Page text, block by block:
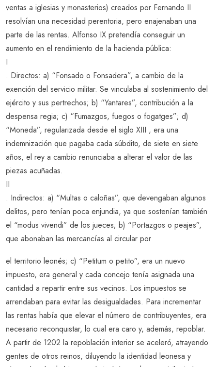
ventas a iglesias y monasterios) creados por Fernando II
resolvían una necesidad perentoria, pero enajenaban una
parte de las rentas. Alfonso IX pretendía conseguir un
aumento en el rendimiento de la hacienda pública:
I
. Directos: a) “Fonsado o Fonsadera”, a cambio de la
exención del servicio militar. Se vinculaba al sostenimiento del
ejército y sus pertrechos; b) “Yantares”, contribución a la
despensa regia; c) “Fumazgos, fuegos o fogatges”; d)
“Moneda”, regularizada desde el siglo XIII , era una
indemnización que pagaba cada súbdito, de siete en siete
años, el rey a cambio renunciaba a alterar el valor de las
piezas acuñadas.
II
. Indirectos: a) “Multas o caloñas”, que devengaban algunos
delitos, pero tenían poca enjundia, ya que sostenían también
el “modus vivendi” de los jueces; b) “Portazgos o peajes”,
que abonaban las mercancías al circular por
el territorio leonés; c) “Petitum o petito”, era un nuevo
impuesto, era general y cada concejo tenía asignada una
cantidad a repartir entre sus vecinos. Los impuestos se
arrendaban para evitar las desigualdades. Para incrementar
las rentas había que elevar el número de contribuyentes, era
necesario reconquistar, lo cual era caro y, además, repoblar.
A partir de 1202 la repoblación interior se aceleró, atrayendo
gentes de otros reinos, diluyendo la identidad leonesa y